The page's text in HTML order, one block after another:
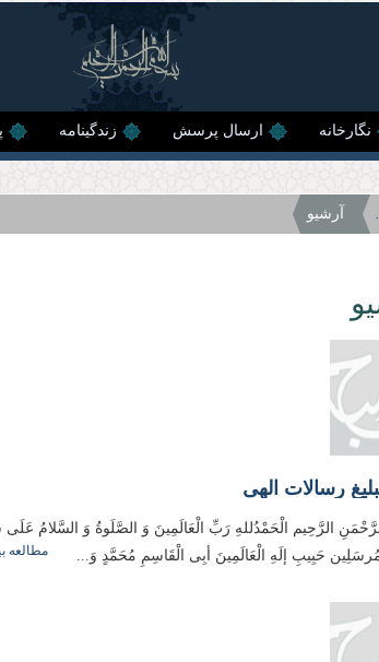
نگارخانه ارسال پرسش زندگینامه
آرشیو
رسالات الهی
الرَّحِيم الْحَمْدُللهِ رَبِّ الْعَالَمِینَ وَ الصَّلَوةُ وَ السَّلامُ عَلَی
الْمُرسَلِین حَبِیبِ إلَهِ الْعَالَمِینَ أبِی الْقَاسِمِ مُحَمَّدٍ وَ...
مطالعه